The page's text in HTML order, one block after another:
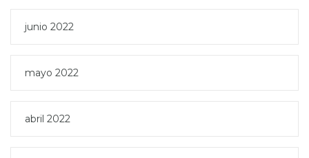
junio 2022
mayo 2022
abril 2022